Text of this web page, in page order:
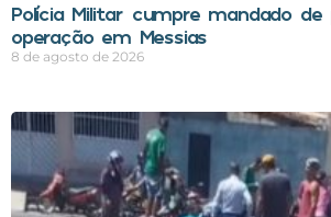
Polícia Militar cumpre mandado
operação em Messias
8 de agosto de 2026